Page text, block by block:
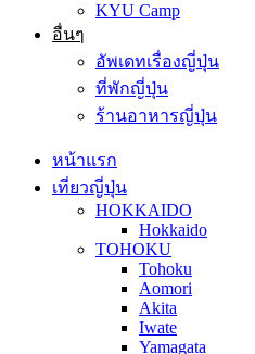
KYU Camp
อื่นๆ
อัพเดทเรื่องญี่ปุ่น
ที่พักญี่ปุ่น
ร้านอาหารญี่ปุ่น
หน้าแรก
เที่ยวญี่ปุ่น
HOKKAIDO
Hokkaido
TOHOKU
Tohoku
Aomori
Akita
Iwate
Yamagata